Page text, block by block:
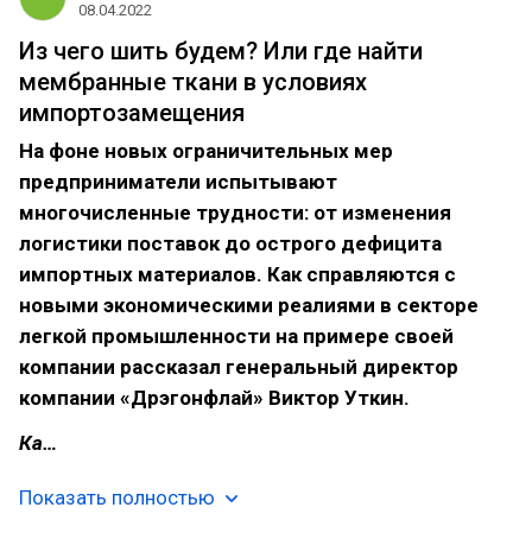
08.04.2022
Из чего шить будем? Или где найти
мембранные ткани в условиях
импортозамещения
На фоне новых ограничительных мер
предприниматели испытывают
многочисленные трудности: от изменения
логистики поставок до острого дефицита
импортных материалов. Как справляются с
новыми экономическими реалиями в секторе
легкой промышленности на примере своей
компании рассказал генеральный директор
компании «Дрэгонфлай» Виктор Уткин.
Ка…
Показать полностью